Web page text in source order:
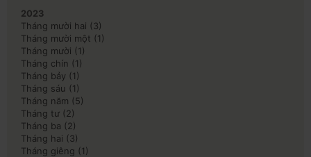
2023
Tháng mười hai (3)
Tháng mười một (1)
Tháng mười (1)
Tháng chín (1)
Tháng bảy (1)
Tháng sáu (1)
Tháng năm (5)
Tháng tư (2)
Tháng ba (2)
Tháng hai (3)
Tháng giêng (1)